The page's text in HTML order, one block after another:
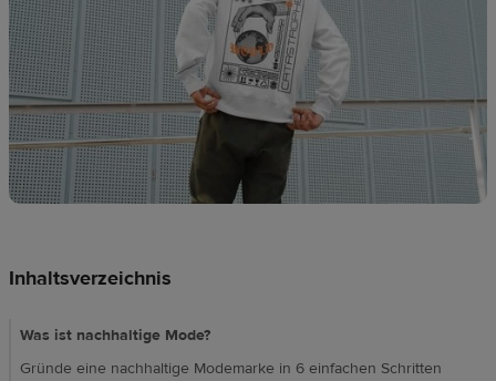
Inhaltsverzeichnis
Was ist nachhaltige Mode?
Gründe eine nachhaltige Modemarke in 6 einfachen Schritten